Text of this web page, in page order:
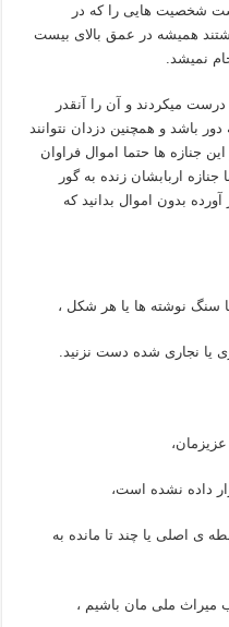
شخصیت هایی را که در
همیشه در عمق بالای بیست
نمیشد.
درست میکردند و آن را آنقدر
باشد و همچنین دزدان نتوانند
جنازه ها حتما اموال فراوان
جنازه اربابشان زنده به گور
بدون اموال بدانید که
سنگ نوشته ها یا هر شکل ،
یا نجاری شده دست نزنید.
ی اصلی یا چند تا مانده به
میراث ملی مان باشیم ،